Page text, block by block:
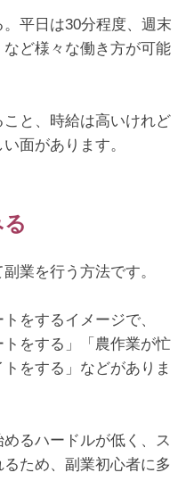
平日は30分程度、週末
ど様々な働き方が可能
と、時給は高いけれど
面があります。
業を行う方法です。
をするイメージで、
トをする」「農作業が忙
をする」などがありま
るハードルが低く、ス
ため、副業初心者に多